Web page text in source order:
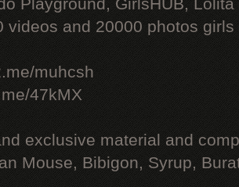
Playground, GirlsHUB, Lolita
videos and 20000 photos
muhcsh
47kMX
exclusive material and
Mouse, Bibigon, Syrup,